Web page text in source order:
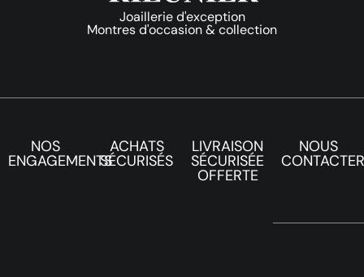
Joaillerie d'exception
Montres d'occasion & collection
NOS
ENGAGEMENTS
ACHATS
SÉCURISÉS
LIVRAISON
SÉCURISÉE
OFFERTE
NOUS
CONTACTER